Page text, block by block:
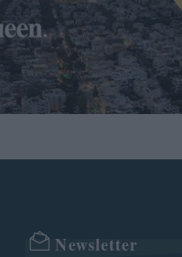
Newsletter